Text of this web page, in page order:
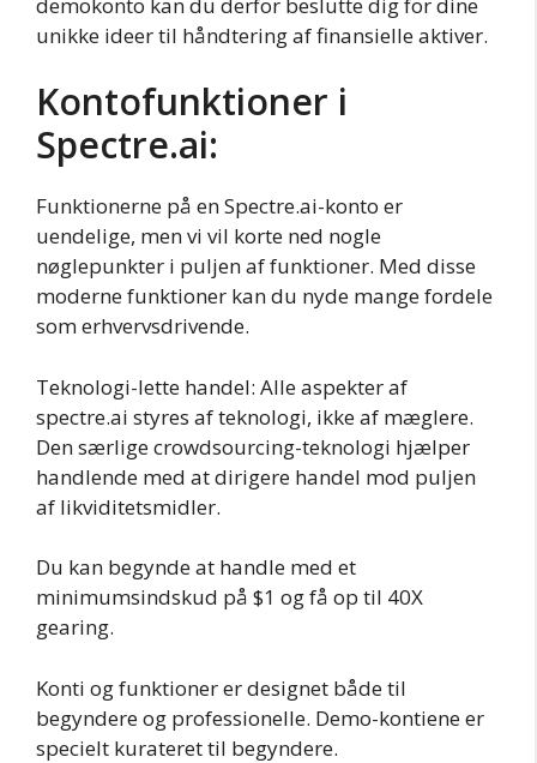
unikke ideer til håndtering af finansielle aktiver.
Kontofunktioner i
Spectre.ai:
Funktionerne på en Spectre.ai-konto er
uendelige, men vi vil korte ned nogle
nøglepunkter i puljen af funktioner. Med disse
moderne funktioner kan du nyde mange fordele
som erhvervsdrivende.
Teknologi-lette handel: Alle aspekter af
spectre.ai styres af teknologi, ikke af mæglere.
Den særlige crowdsourcing-teknologi hjælper
handlende med at dirigere handel mod puljen
af likviditetsmidler.
Du kan begynde at handle med et
minimumsindskud på $1 og få op til 40X
gearing.
Konti og funktioner er designet både til
begyndere og professionelle. Demo-kontiene er
specielt kurateret til begyndere.